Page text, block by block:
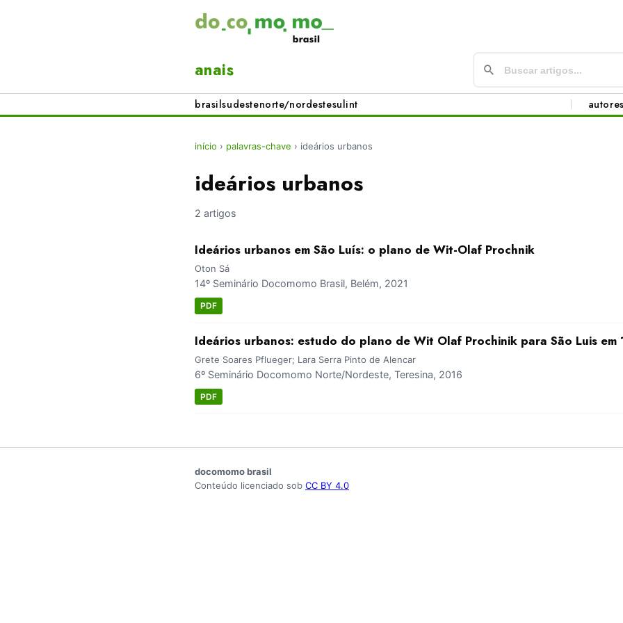
anais
brasilsudestenorte/nordestesulint
início › palavras-chave › ideários urbanos
ideários urbanos
2 artigos
Ideários urbanos em São Luís: o plano de Wit-Olaf Prochnik
Oton Sá
14º Seminário Docomomo Brasil, Belém, 2021
PDF
Ideários urbanos: estudo do plano de Wit Olaf Prochinik para São Luis em
Grete Soares Pflueger; Lara Serra Pinto de Alencar
6º Seminário Docomomo Norte/Nordeste, Teresina, 2016
PDF
docomomo brasil
Conteúdo licenciado sob CC BY 4.0